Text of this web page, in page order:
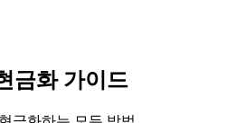
금화 가이드